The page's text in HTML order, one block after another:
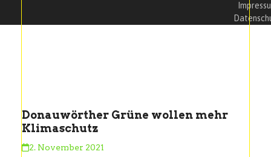
Donauwörther Grüne wollen mehr
Klimaschutz
2. November 2021